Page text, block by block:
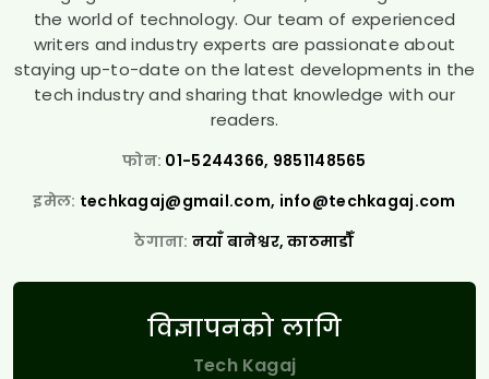
the world of technology. Our team of experienced
writers and industry experts are passionate about
staying up-to-date on the latest developments in the
tech industry and sharing that knowledge with our
readers.
फोन: 01-5244366, 9851148565
इमेल: techkagaj@gmail.com, info@techkagaj.com
ठेगाना: नयाँ बानेश्वर, काठमाडौँ
विज्ञापनको लागि
Tech Kagaj